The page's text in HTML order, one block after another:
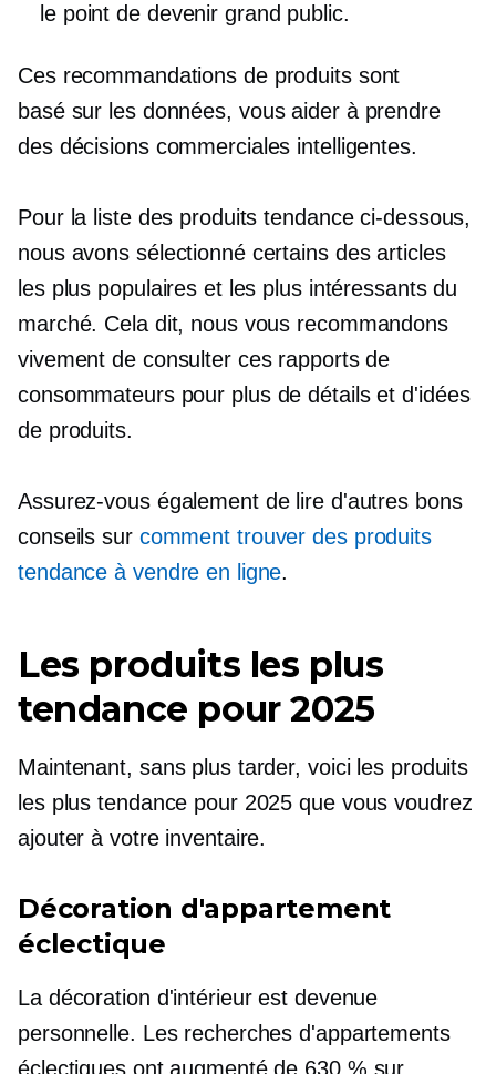
le point de devenir grand public.
Ces recommandations de produits sont
basé sur les données, vous aider à prendre
des décisions commerciales intelligentes.
Pour la liste des produits tendance ci-dessous,
nous avons sélectionné certains des articles
les plus populaires et les plus intéressants du
marché. Cela dit, nous vous recommandons
vivement de consulter ces rapports de
consommateurs pour plus de détails et d'idées
de produits.
Assurez-vous également de lire d'autres bons
conseils sur comment trouver des produits
tendance à vendre en ligne.
Les produits les plus
tendance pour 2025
Maintenant, sans plus tarder, voici les produits
les plus tendance pour 2025 que vous voudrez
ajouter à votre inventaire.
Décoration d'appartement
éclectique
La décoration d'intérieur est devenue
personnelle. Les recherches d'appartements
éclectiques ont augmenté de 630 % sur